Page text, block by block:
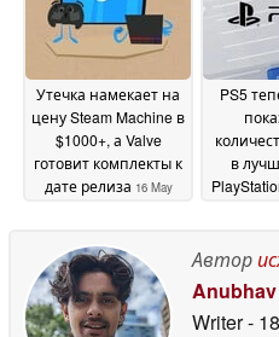
Утечка намекает на
цену Steam Machine в
$1000+, а Valve
готовит комплекты к
дате релиза 16 May
PS5
в
Автор
Writer-